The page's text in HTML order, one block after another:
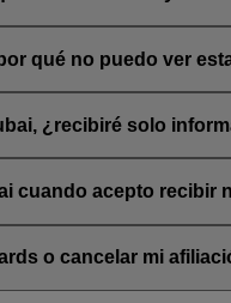
a las noticias y
qué no puedo ver
está asociada con varios
Skywards y actualice
¿recibiré solo
cuando acepto recibir
con el fin de
o cancelar mi